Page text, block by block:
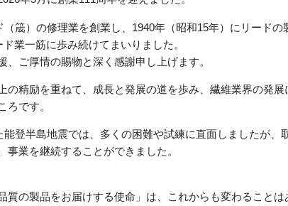
筬）の修理業を創業し、1940年（昭和15年）にリードの
業一筋に歩み続けてまいりました。
、ご厚情の賜物と深く感謝申し上げます。
の精励を重ねて、成長と発展の道を歩み、繊維業界の発展
ろです。
能登半島地震では、多くの困難や試練に直面しましたが、
事業を継続することができました。
質の製品をお届けする使命」は、これからも変わることは